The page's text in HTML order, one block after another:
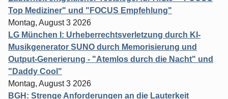
Top Mediziner" und "FOCUS Empfehlung"
Montag, August 3 2026
LG München I: Urheberrechtsverletzung durch KI-
Musikgenerator SUNO durch Memorisierung und
Output-Generierung - "Atemlos durch die Nacht" und
"Daddy Cool"
Montag, August 3 2026
BGH: Strenge Anforderungen an die Lauterkeit